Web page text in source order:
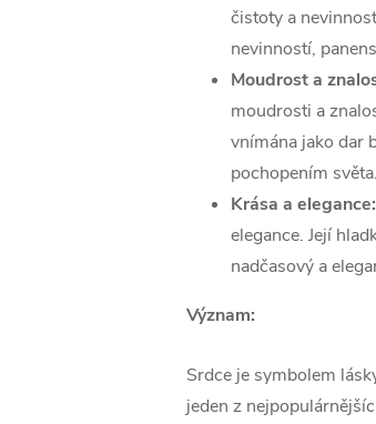
čistoty a
nevinností,
Moudrost a
moudrosti a
vnímána jako dar
pochopením světa.
Krása a elegance:
elegance. Její
nadčasový a
Význam:
Srdce je symbolem
jeden z